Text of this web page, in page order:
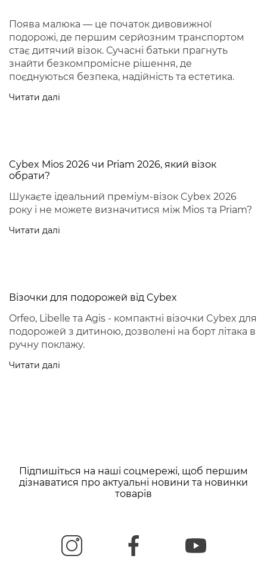
Поява малюка — це початок дивовижної
подорожі, де першим серйозним транспортом
стає дитячий візок. Сучасні батьки прагнуть
знайти безкомпромісне рішення, де
поєднуються безпека, надійність та естетика.
Читати далі
Cybex Mios 2026 чи Priam 2026, який візок
обрати?
Шукаєте ідеальний преміум-візок Cybex 2026
року і не можете визначитися між Mios та Priam?
Читати далі
Візочки для подорожей від Cybex
Orfeo, Libelle та Agis - компактні візочки Cybex для
подорожей з дитиною, дозволені на борт літака в
ручну поклажу.
Читати далі
Підпишіться на наші соцмережі, щоб першим
дізнаватися про актуальні новини та новинки
товарів